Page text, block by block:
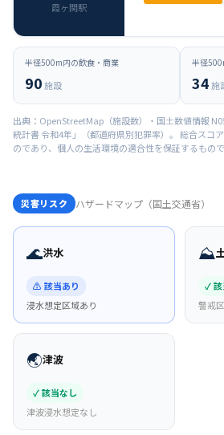
霞ヶ関駅
半径500m内の飲食・商業
90施設
半径
34施
出典：OpenStreetMap（施設数）・国土数値情報
統計書 令和4年」（都道府県別犯罪率）。 総合スコ
のであり、個人の生活環境の適合性を保証するもので
災害リスク ハザードマップ（国土交通省）
🌊洪水
⚠ 該当あり
浸水想定区域あり
⛰️
✓ 該
警戒
🌏津波
✓ 該当なし
津波浸水想定なし